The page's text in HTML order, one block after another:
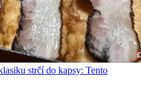
strčí do kapsy: Tento